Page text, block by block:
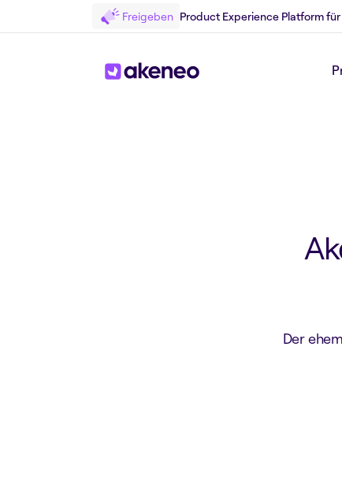
Freigeben Product Experience Platform
Zurück zum Press
Der